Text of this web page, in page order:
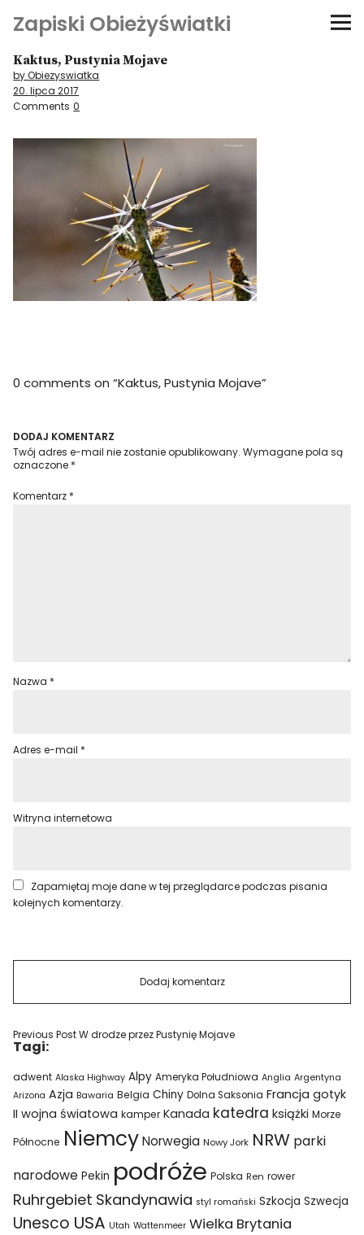
Zapiski Obieżyświatki
Podróże
Kultura i sztuka
Kątem oka
Niezwyczajne ściany
Dom na kółkach
Kaktus, Pustynia Mojave
by Obiezyswiatka
20. lipca 2017
Comments 0
0 comments on “Kaktus, Pustynia Mojave”
DODAJ KOMENTARZ
Twój adres e-mail nie zostanie opublikowany. Wymagane pola są
oznaczone *
Komentarz *
Nazwa *
Adres e-mail *
Witryna internetowa
Zapamiętaj moje dane w tej przeglądarce podczas pisania
kolejnych komentarzy.
Previous PostW drodze przez Pustynię Mojave
Tagi:
adwent Alaska Highway Alpy Ameryka Południowa Anglia Argentyna
Arizona Azja Bawaria Belgia Chiny Dolna Saksonia Francja gotyk
II wojna światowa kamper Kanada katedra książki Morze
Północne Niemcy Norwegia Nowy Jork NRW parki
narodowe Pekin podróże Polska Ren rower
Ruhrgebiet Skandynawia styl romański Szkocja Szwecja
Unesco USA Utah Wattenmeer Wielka Brytania